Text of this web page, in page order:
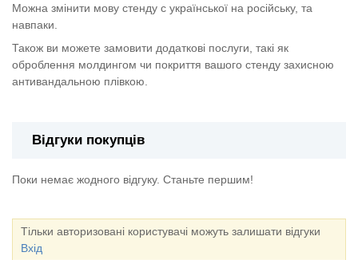
Можна змінити мову стенду с української на російську, та
навпаки.
Також ви можете замовити додаткові послуги, такі як
оброблення молдингом чи покриття вашого стенду захисною
антивандальною плівкою.
Відгуки покупців
Поки немає жодного відгуку. Станьте першим!
Тільки авторизовані користувачі можуть залишати відгуки
Вхід